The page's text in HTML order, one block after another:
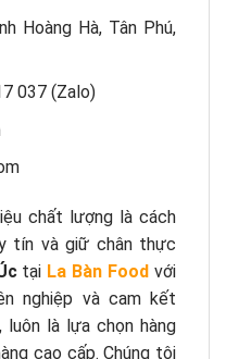
Hoàng Hà, Tân Phú,
037 (Zalo)
chất lượng là cách
tín và giữ chân thực
tại La Bàn Food với
nghiệp và cam kết
là lựa chọn hàng
cao cấp. Chúng tôi